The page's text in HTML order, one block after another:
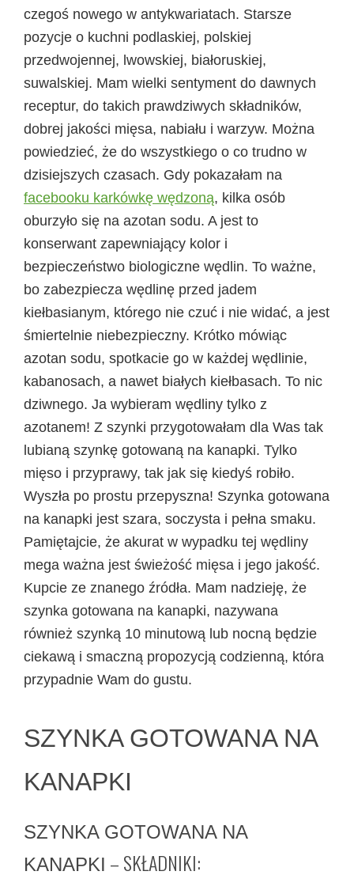
czegoś nowego w antykwariatach. Starsze
pozycje o kuchni podlaskiej, polskiej
przedwojennej, lwowskiej, białoruskiej,
suwalskiej. Mam wielki sentyment do dawnych
receptur, do takich prawdziwych składników,
dobrej jakości mięsa, nabiału i warzyw. Można
powiedzieć, że do wszystkiego o co trudno w
dzisiejszych czasach. Gdy pokazałam na
facebooku karkówkę wędzoną, kilka osób
oburzyło się na azotan sodu. A jest to
konserwant zapewniający kolor i
bezpieczeństwo biologiczne wędlin. To ważne,
bo zabezpiecza wędlinę przed jadem
kiełbasianym, którego nie czuć i nie widać, a jest
śmiertelnie niebezpieczny. Krótko mówiąc
azotan sodu, spotkacie go w każdej wędlinie,
kabanosach, a nawet białych kiełbasach. To nic
dziwnego. Ja wybieram wędliny tylko z
azotanem! Z szynki przygotowałam dla Was tak
lubianą szynkę gotowaną na kanapki. Tylko
mięso i przyprawy, tak jak się kiedyś robiło.
Wyszła po prostu przepyszna! Szynka gotowana
na kanapki jest szara, soczysta i pełna smaku.
Pamiętajcie, że akurat w wypadku tej wędliny
mega ważna jest świeżość mięsa i jego jakość.
Kupcie ze znanego źródła. Mam nadzieję, że
szynka gotowana na kanapki, nazywana
również szynką 10 minutową lub nocną będzie
ciekawą i smaczną propozycją codzienną, która
przypadnie Wam do gustu.
SZYNKA GOTOWANA NA
KANAPKI
SZYNKA GOTOWANA NA
KANAPKI – SKŁADNIKI: